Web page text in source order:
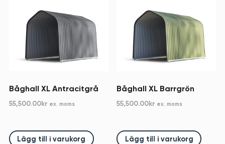
Båghall XL Antracitgrå
55,500.00kr ex. moms
Lägg till i varukorg
Båghall XL Barrgrön
55,500.00kr ex. moms
Lägg till i varukorg